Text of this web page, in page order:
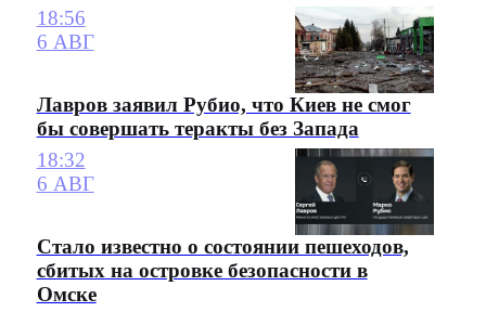
18:56
6 АВГ
Лавров заявил Рубио, что Киев не смог
бы совершать теракты без Запада
18:32
6 АВГ
Стало известно о состоянии пешеходов,
сбитых на островке безопасности в
Омске